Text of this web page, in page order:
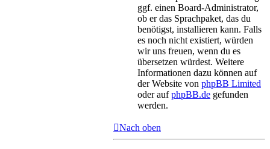
ggf. einen Board-Administrator,
ob er das Sprachpaket, das du
benötigst, installieren kann. Falls
es noch nicht existiert, würden
wir uns freuen, wenn du es
übersetzen würdest. Weitere
Informationen dazu können auf
der Website von phpBB Limited
oder aufphpBB.de gefunden
werden.
Nach oben